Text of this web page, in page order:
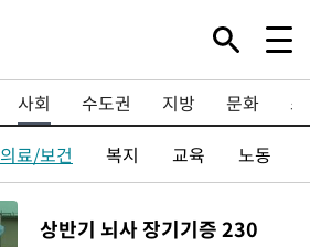
사회 수도권 지방 문화
의료/보건 복지 교육 노동
상반기 뇌사 장기기증 230